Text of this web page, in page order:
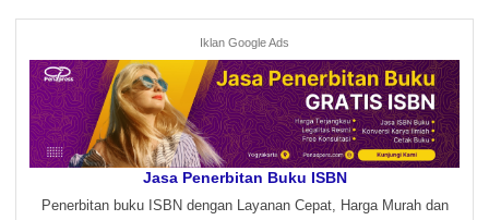
Iklan Google Ads
Jasa Penerbitan Buku ISBN
Penerbitan buku ISBN dengan Layanan Cepat, Harga Murah dan